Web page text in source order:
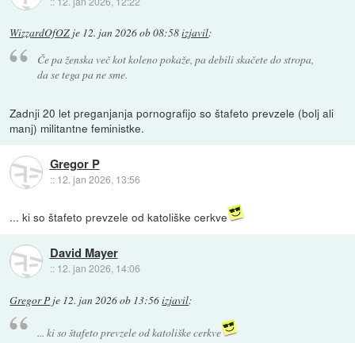
WizzardOfOZ je 12. jan 2026 ob 08:58izjavil:
Če pa ženska več kot koleno pokaže, pa debili skačete do stropa,
da se tega pa ne sme.
Zadnji 20 let preganjanja pornografijo so štafeto prevzele (bolj ali
manj) militantne feministke.
Gregor P
:: 12. jan 2026, 13:56
... ki so štafeto prevzele od katoliške cerkve
David Mayer
:: 12. jan 2026, 14:06
Gregor P je 12. jan 2026 ob 13:56izjavil:
... ki so štafeto prevzele od katoliške cerkve